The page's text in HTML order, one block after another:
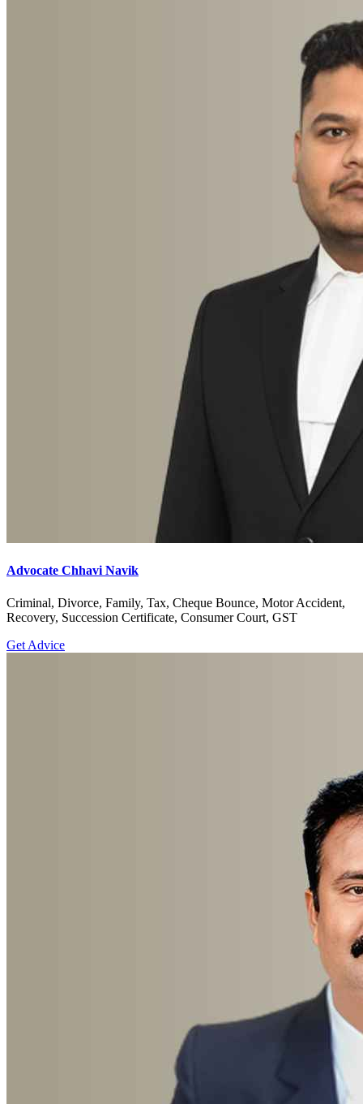
Advocate Chhavi Navik
Criminal, Divorce, Family, Tax, Cheque Bounce, Motor Accident,
Recovery, Succession Certificate, Consumer Court, GST
Get Advice